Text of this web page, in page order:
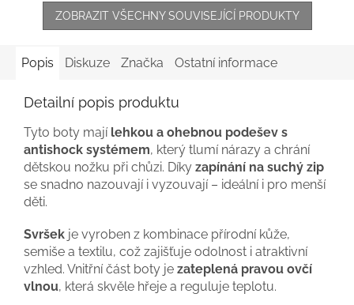
ZOBRAZIT VŠECHNY SOUVISEJÍCÍ PRODUKTY
Popis Diskuze Značka Ostatní informace
Detailní popis produktu
Tyto boty mají lehkou a ohebnou podešev s
antishock systémem, který tlumí nárazy a chrání
dětskou nožku při chůzi. Díky zapínání na suchý zip
se snadno nazouvají i vyzouvají – ideální i pro menší
děti.
Svršek je vyroben z kombinace přírodní kůže,
semiše a textilu, což zajišťuje odolnost i atraktivní
vzhled. Vnitřní část boty je zateplená pravou ovčí
vlnou, která skvěle hřeje a reguluje teplotu.